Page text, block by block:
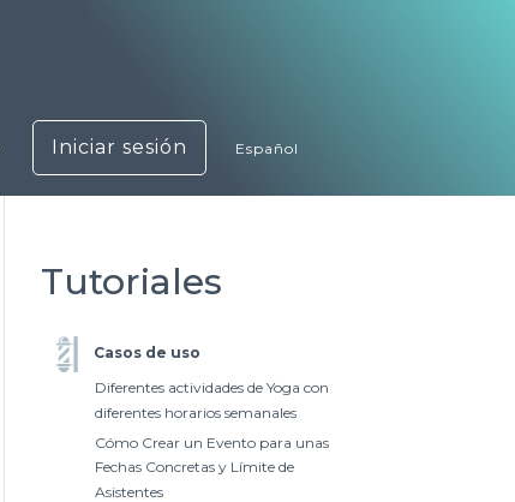
Iniciar sesión Español
Tutoriales
Casos de uso
Diferentes actividades de Yoga con
diferentes horarios semanales
Cómo Crear un Evento para unas
Fechas Concretas y Límite de
Asistentes